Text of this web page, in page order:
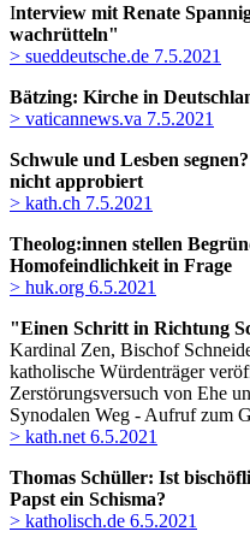
Interview mit Renate
wachrütteln"
> sueddeutsche.de 7.5.2021
Bätzing: Kirche in
> vaticannews.va 7.5.2021
Schwule und Lesben
nicht approbiert
> kath.ch 7.5.2021
Theolog:innen stellen
Homofeindlichkeit in Frage
> huk.org 6.5.2021
"Einen Schritt in Richtung
Kardinal Zen, Bischof
katholische Würdenträger
Zerstörungsversuch von Ehe
Synodalen Weg - Aufruf zum
> kath.net 6.5.2021
Thomas Schüller: Ist
Papst ein Schisma?
> katholisch.de 6.5.2021